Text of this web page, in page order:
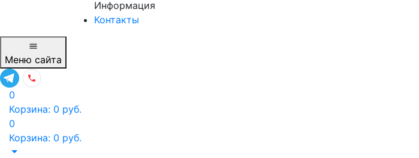
Информация
Контакты
Меню сайта
0
Корзина: 0 руб.
0
Корзина: 0 руб.